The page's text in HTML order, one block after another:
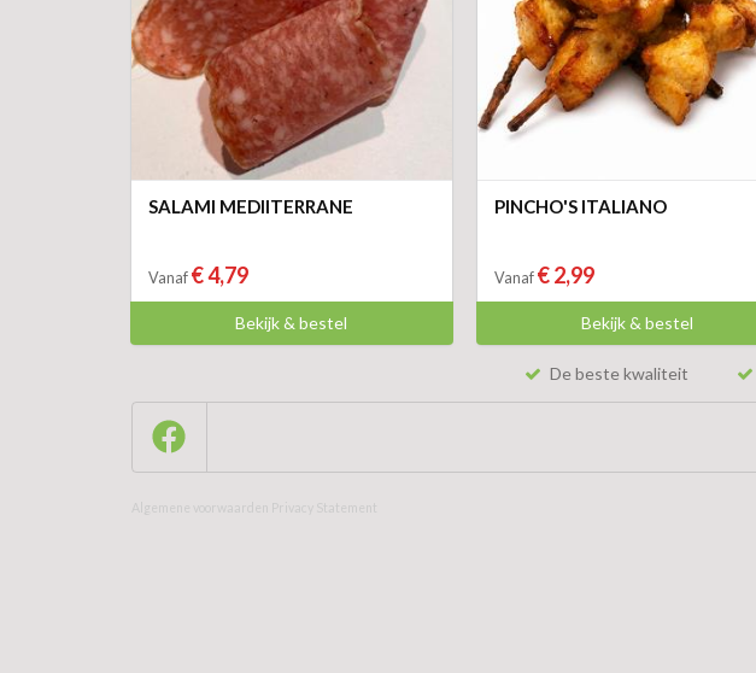
SALAMI MEDIITERRANE
Vanaf € 4,79
Bekijk & bestel
PINCHO'S ITALIANO
Vanaf € 2,99
Bekijk & bestel
De beste kwaliteit
Algemene voorwaarden Privacy Statement